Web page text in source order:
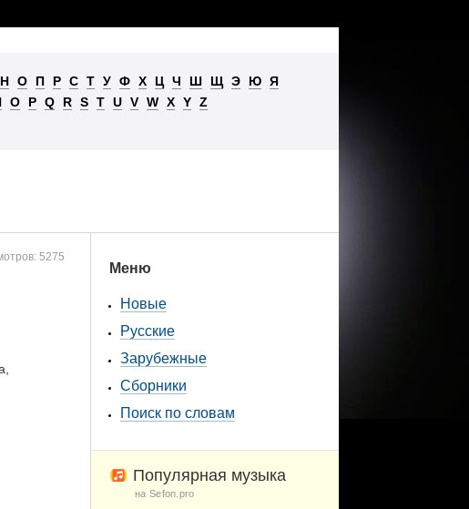
Н О П Р С Т У Ф Х Ц Ч Ш Щ Э Ю Я
O P Q R S T U V W X Y Z
5275
Меню
Новые
Русские
Зарубежные
Сборники
Поиск по словам
Популярная музыка
на Sefon.pro